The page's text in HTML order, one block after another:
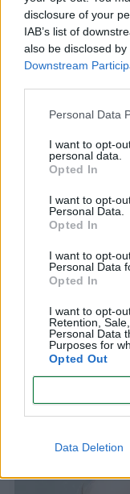
disclosure of your
IAB’s list of
also be disclosed
Downstream
Personal Data
I want to opt-
personal data.
Opted In
I want to opt-
Personal Data.
Opted In
I want to opt-
Personal Data
Opted In
I want to opt-
Retention,
Personal Data
Purposes for
Opted Out
Data Deletion
Por qué es